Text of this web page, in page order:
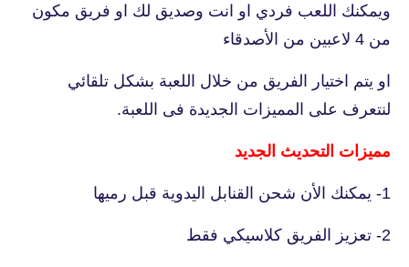
ويمكنك اللعب فردي او انت وصديق لك او فريق مكون
من 4 لاعبين من الأصدقاء
او يتم اختيار الفريق من خلال اللعبة بشكل تلقائي
لنتعرف على المميزات الجديدة فى اللعبة.
مميزات التحديث الجديد
1- يمكنك الأن شحن القنابل اليدوية قبل رميها
2- تعزيز الفريق كلاسيكي فقط